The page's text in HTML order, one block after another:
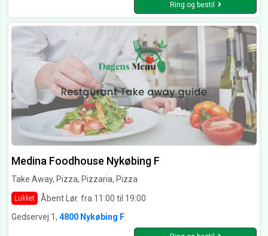
Ring og bestil
Medina Foodhouse Nykøbing F
Take Away, Pizza, Pizzaria, Pizza
Lukket
Åbent Lør. fra 11:00 til 19:00
Gedservej 1, 4800 Nykøbing F